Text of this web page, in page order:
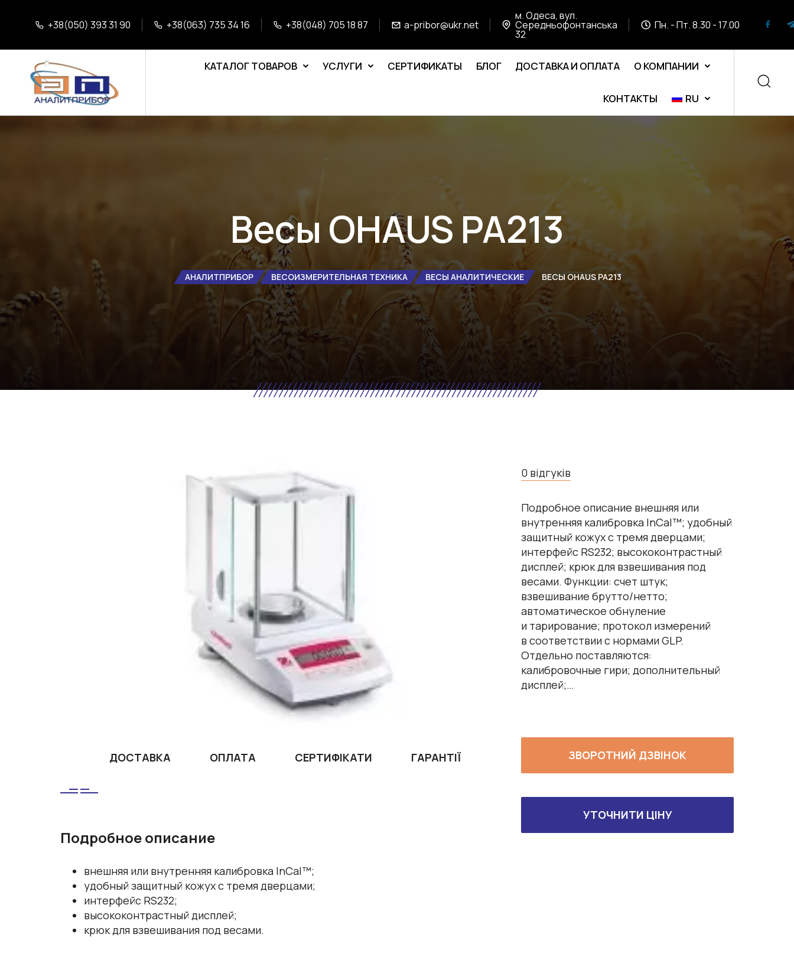
+38(050) 393 31 90 +38(063) 735 34 16 +38(048) 705 18 87 a-pribor@ukr.net
м. Одеса, вул.
Середньофонтанська
32
Пн. - Пт. 8.30 - 17.00
КАТАЛОГ ТОВАРОВ УСЛУГИ СЕРТИФИКАТЫ БЛОГ ДОСТАВКА И ОПЛАТА О КОМПАНИИ
КОНТАКТЫ RU
Весы OHAUS PA213
АНАЛИТПРИБОР ВЕСОИЗМЕРИТЕЛЬНАЯ ТЕХНИКА ВЕСЫ АНАЛИТИЧЕСКИЕ ВЕСЫ OHAUS PA213
ДОСТАВКА ОПЛАТА СЕРТИФІКАТИ ГАРАНТІЇ
Подробное описание
внешняя или внутренняя калибровка InCal™;
удобный защитный кожух с тремя дверцами;
интерфейс RS232;
высококонтрастный дисплей;
крюк для взвешивания под весами.
0 відгуків
Подробное описание внешняя или
внутренняя калибровка InCal™; удобный
защитный кожух с тремя дверцами;
интерфейс RS232; высококонтрастный
дисплей; крюк для взвешивания под
весами. Функции: счет штук;
взвешивание брутто/нетто;
автоматическое обнуление
и тарирование; протокол измерений
в соответствии с нормами GLP.
Отдельно поставляются:
калибровочные гири; дополнительный
дисплей;…
ЗВОРОТНИЙ ДЗВІНОК
УТОЧНИТИ ЦІНУ